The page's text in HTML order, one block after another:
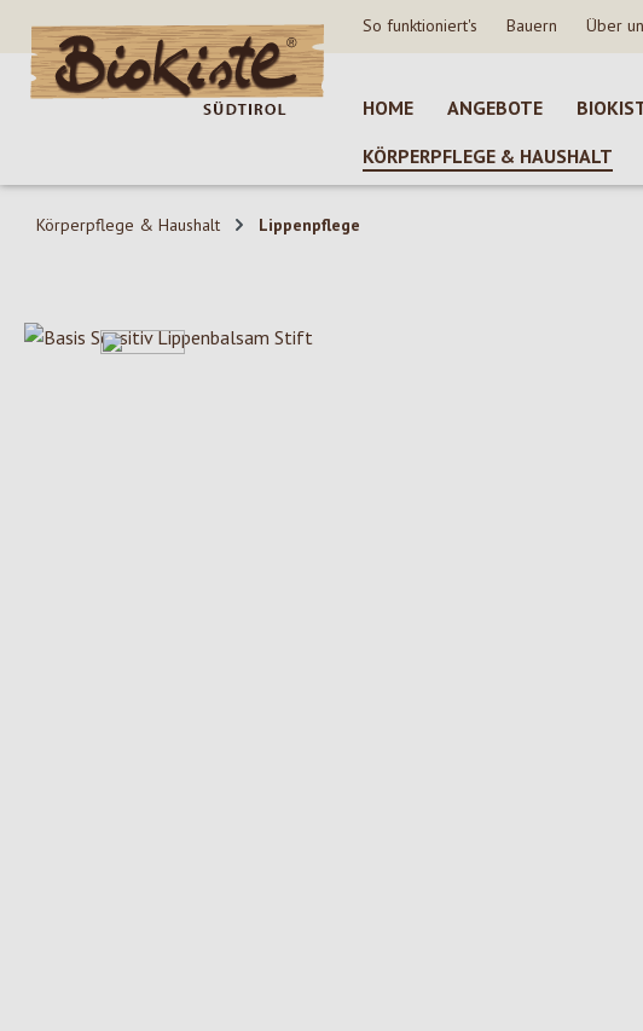
Hauptinhalt springen
Zur Suche springen
Zur Hauptnavigation springen So funktioniert's Bauern Über
HOME ANGEBOTE
KÖRPERPFLEGE & HAUSHALT
Körperpflege & Haushalt Lippenpflege
Bildergalerie überspringen